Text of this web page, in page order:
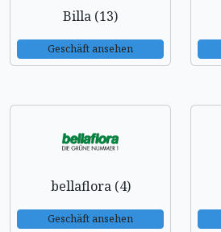
Billa (13)
Geschäft ansehen
bellaflora (4)
Geschäft ansehen